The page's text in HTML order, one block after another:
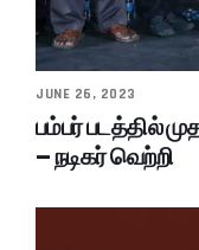
JUNE 26, 2023
பம்பர் படத்தில்
– நடிகர் வெற்றி